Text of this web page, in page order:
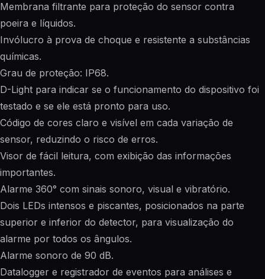
Membrana filtrante para proteção do sensor contra
poeira e líquidos.
Invólucro à prova de choque e resistente a substâncias
químicas.
Grau de proteção: IP68.
D-Light para indicar se o funcionamento do dispositivo foi
testado e se ele está pronto para uso.
Código de cores claro e visível em cada variação de
sensor, reduzindo o risco de erros.
Visor de fácil leitura, com exibição das informações
importantes.
Alarme 360° com sinais sonoro, visual e vibratório.
Dois LEDs intensos e piscantes, posicionados na parte
superior e inferior do detector, para visualização do
alarme por todos os ângulos.
Alarme sonoro de 90 dB.
Datalogger e registrador de eventos para análises e